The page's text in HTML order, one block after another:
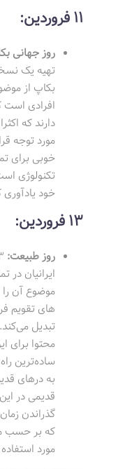
11 فروردین:
روز جهانی
تهیه یک
بکاپ از
افرادی است
دارند که
مورد توجه
خوبی برای
تکنولوژی
خود یادآوری
13 فروردین:
روز طبیعت:
ایرانیان
موضوع آن
تبدیل می‌کند.
محتوا برای
به درهای
قدیمی در
گذراندن
که بر حسب
مورد